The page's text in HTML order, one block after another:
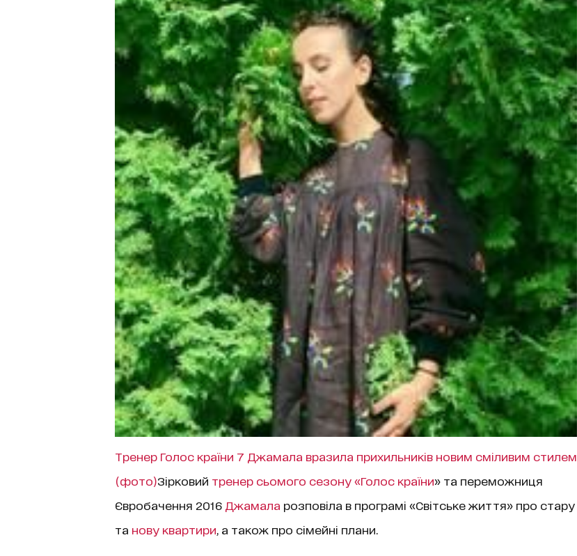
Тренер Голос країни 7 Джамала вразила прихильників новим сміливим стилем
(фото)Зірковий тренер сьомого сезону «Голос країни» та переможниця
Євробачення 2016 Джамала розповіла в програмі «Світське життя» про стару
та нову квартири , а також про сімейні плани.